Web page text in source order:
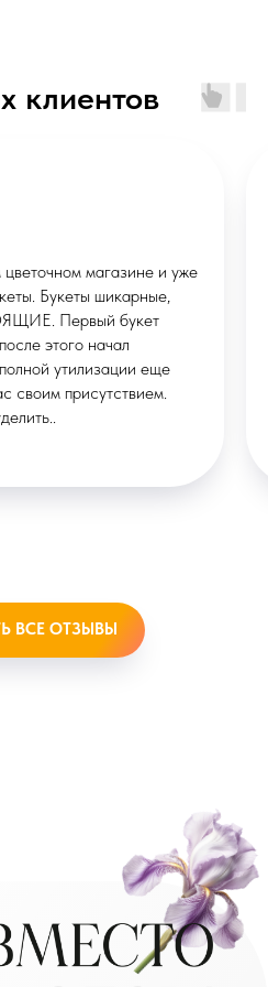
клиентов
магазине и уже
Букеты шикарные,
Первый букет
этого начал
утилизации еще
своим присутствием.
ВСЕ ОТЗЫВЫ
в
STUDIORUSSIA
ВЕБДИЗАЙНА